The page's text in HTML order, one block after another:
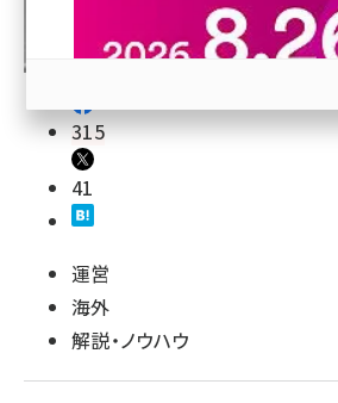
315
41
運営
海外
解説・ノウハウ
参加登録はこちら↑